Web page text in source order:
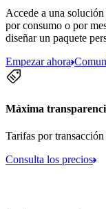
Accede a una
por consumo o por
diseñar un paquete
Empezar ahora
Máxima
Tarifas por transacción
Consulta los precios